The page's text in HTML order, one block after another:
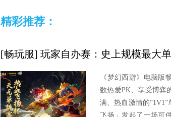
精彩推荐：
[畅玩服] 玩家自办赛：史上规模最大
《梦幻西游》电脑版
数热爱PK、享受博弈
满、热血激情的
飞扬」发起了一场可